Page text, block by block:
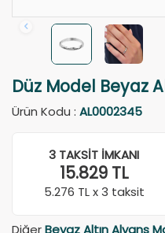
Düz Model Beyaz
Ürün Kodu : AL0002345
3 TAKSIT İMKANI
15.829TL
5.276 TL x 3 taksit
DiğerBeyaz Altın Alyans